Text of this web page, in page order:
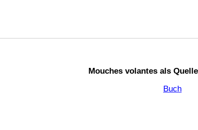
Mouches volantes als
Buch